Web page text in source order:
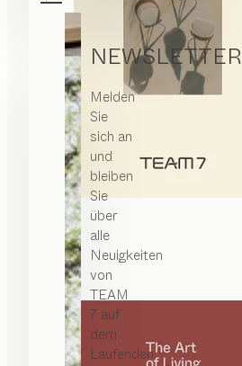
NEWSLETTER
Melden
Sie
sich an
und
bleiben
Sie
über
alle
Neuigkeiten
von
TEAM
7 auf
dem
Laufenden.